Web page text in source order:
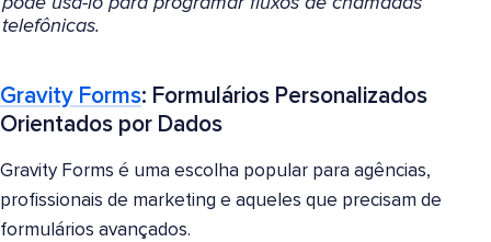
telefônicas.
Gravity Forms: Formulários Personalizados
Orientados por Dados
Gravity Forms é uma escolha popular para agências,
profissionais de marketing e aqueles que precisam de
formulários avançados.